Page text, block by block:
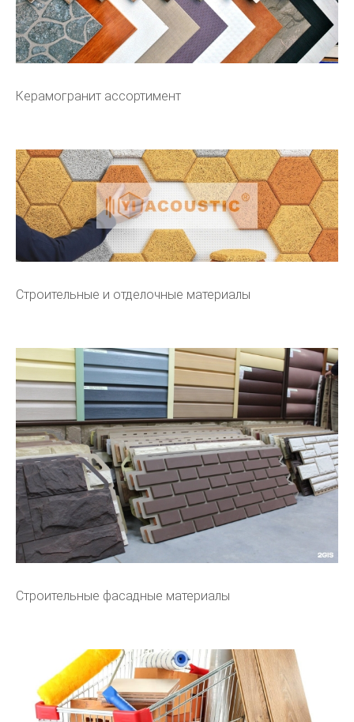
Керамогранит ассортимент
Строительные и отделочные материалы
Строительные фасадные материалы